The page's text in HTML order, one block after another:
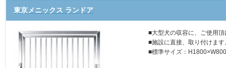
東京メニックス ランドア
■大型犬の収容に、ご使用頂
■施設に直接、取り付けます
■標準サイズ：